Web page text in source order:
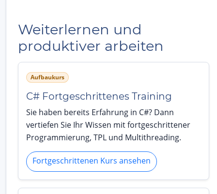
Weiterlernen und
produktiver arbeiten
Aufbaukurs
C# Fortgeschrittenes Training
Sie haben bereits Erfahrung in C#? Dann
vertiefen Sie Ihr Wissen mit fortgeschrittener
Programmierung, TPL und Multithreading.
Fortgeschrittenen Kurs ansehen